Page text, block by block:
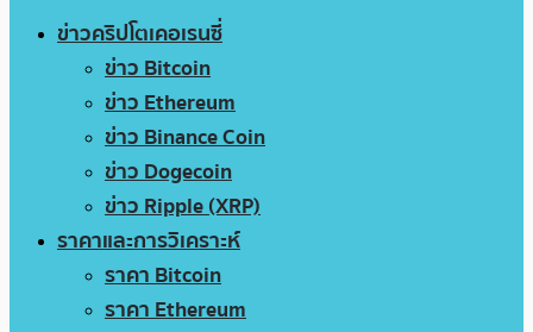
ข่าวคริปโตเคอเรนซี่
ข่าว Bitcoin
ข่าว Ethereum
ข่าว Binance Coin
ข่าว Dogecoin
ข่าว Ripple (XRP)
ราคาและการวิเคราะห์
ราคา Bitcoin
ราคา Ethereum